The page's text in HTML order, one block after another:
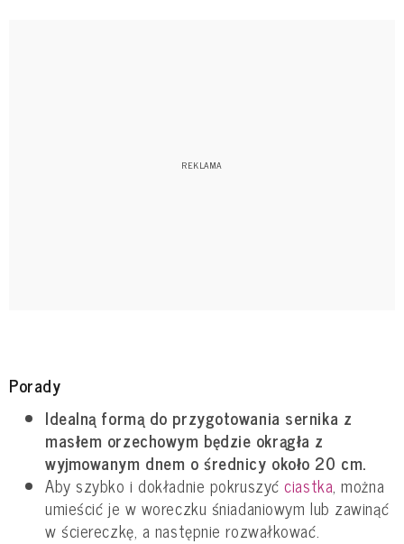
Porady
Idealną formą do przygotowania sernika z
masłem orzechowym będzie okrągła z
wyjmowanym dnem o średnicy około 20 cm.
Aby szybko i dokładnie pokruszyćciastka, można
umieścić je w woreczku śniadaniowym lub zawinąć
w ściereczkę, a następnie rozwałkować.